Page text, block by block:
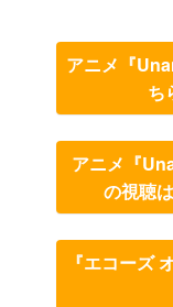
アニメ『
ち
アニメ『
の視聴
『エコーズ